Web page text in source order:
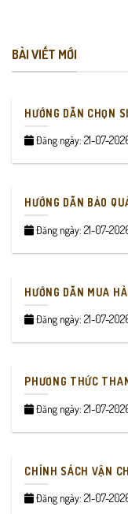
BÀI VIẾT MỚI
HƯỚNG DẪN CHỌN
Đăng ngày: 21-07-
HƯỚNG DẪN BẢO
Đăng ngày: 21-07-
HƯỚNG DẪN MUA
Đăng ngày: 21-07-
PHƯƠNG THỨC
Đăng ngày: 21-07-
CHÍNH SÁCH VẬN
Đăng ngày: 21-07-